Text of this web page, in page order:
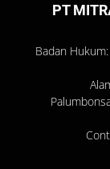
PT
Badan